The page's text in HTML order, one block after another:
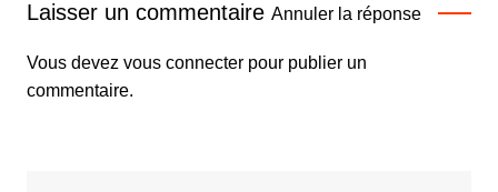
Laisser un commentaire Annuler la réponse
Vous devez vous connecterpour publier un
commentaire.